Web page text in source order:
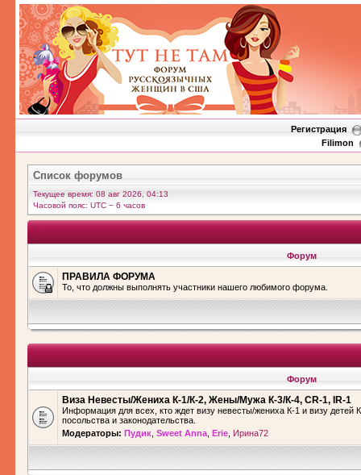
Регистрация
Filimon
Список форумов
Текущее время: 08 авг 2026, 04:13
Часовой пояс: UTC − 6 часов
Форум
ПРАВИЛА ФОРУМА
То, что должны выполнять участники нашего любимого форума.
Форум
Виза Невесты/Жениха К-1/К-2, Жены/Мужа К-3/К-4, CR-1, IR-1
Информация для всех, кто ждет визу невесты/жениха К-1 и визу
посольства и законодательства.
Модераторы: Пудик Sweet Anna Erie Ирина72